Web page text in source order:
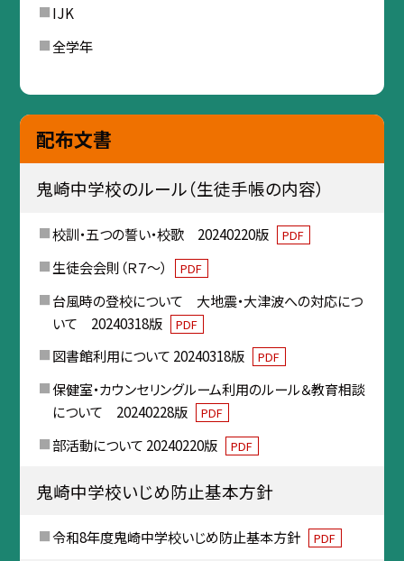
IJK
全学年
配布文書
鬼崎中学校のルール（生徒手帳の内容）
校訓・五つの誓い・校歌 20240220版 PDF
生徒会会則（Ｒ７～） PDF
台風時の登校について 大地震・大津波への対応につ
いて 20240318版
PDF
図書館利用について 20240318版 PDF
保健室・カウンセリングルーム利用のルール＆教育相談
について 20240228版
PDF
部活動について 20240220版 PDF
鬼崎中学校いじめ防止基本方針
令和8年度鬼崎中学校いじめ防止基本方針 PDF